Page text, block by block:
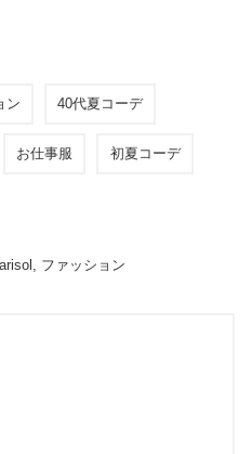
ン 40代夏コーデ
お仕事服 初夏コーデ
, ファッション